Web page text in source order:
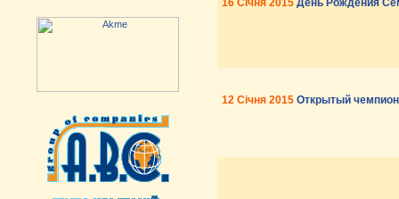
16 Січня 2015 День Рождения
12 Січня 2015 Открытый